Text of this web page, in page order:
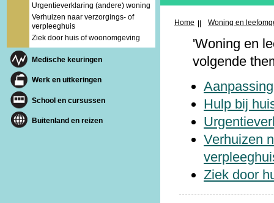
Urgentieverklaring (andere) woning
Verhuizen naar verzorgings- of
verpleeghuis
Ziek door huis of woonomgeving
Medische keuringen
Werk en uitkeringen
School en cursussen
Buitenland en reizen
Home Woning en
'Woning en
volgende
Hulp bij
Verhuizen
Ziek door